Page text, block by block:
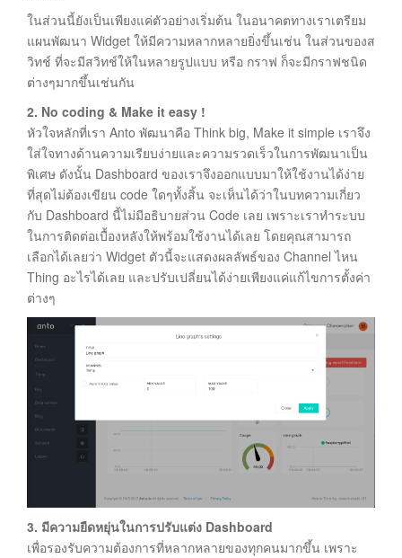
ในส่วนนี้ยังเป็นเพียงแค่ตัวอย่างเริ่มต้น ในอนาคตทางเราเตรียม
แผนพัฒนา Widget ให้มีความหลากหลายยิ่งขึ้นเช่น ในส่วนของส
วิทช์ ที่จะมีสวิทช์ให้ในหลายรูปแบบ หรือ กราฟ ก็จะมีกราฟชนิด
ต่างๆมากขึ้นเช่นกัน
2. No coding & Make it easy !
หัวใจหลักที่เรา Anto พัฒนาคือ Think big, Make it simple เราจึง
ใส่ใจทางด้านความเรียบง่ายและความรวดเร็วในการพัฒนาเป็น
พิเศษ ดังนั้น Dashboard ของเราจึงออกแบบมาให้ใช้งานได้ง่าย
ที่สุดไม่ต้องเขียน code ใดๆทั้งสิ้น จะเห็นได้ว่าในบทความเกี่ยว
กับ Dashboard นี้ไม่มีอธิบายส่วน Code เลย เพราะเราทำระบบ
ในการติดต่อเบื้องหลังให้พร้อมใช้งานได้เลย โดยคุณสามารถ
เลือกได้เลยว่า Widget ตัวนี้จะแสดงผลลัพธ์ของ Channel ไหน
Thing อะไรได้เลย และปรับเปลี่ยนได้ง่ายเพียงแค่แก้ไขการตั้งค่า
ต่างๆ
3. มีความยืดหยุ่นในการปรับแต่ง Dashboard
เพื่อรองรับความต้องการที่หลากหลายของทุกคนมากขึ้น เพราะ